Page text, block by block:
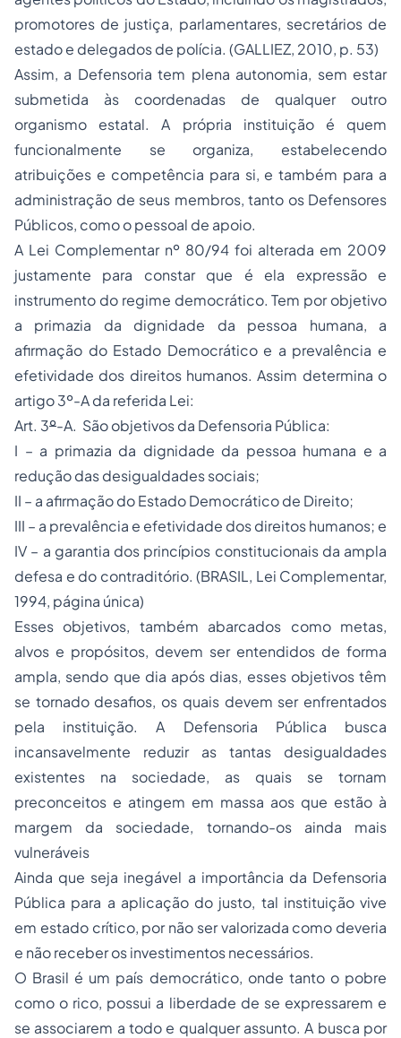
promotores de justiça, parlamentares, secretários de
estado e delegados de polícia. (GALLIEZ, 2010, p. 53)
Assim, a Defensoria tem plena autonomia, sem estar
submetida às coordenadas de qualquer outro
organismo estatal. A própria instituição é quem
funcionalmente se organiza, estabelecendo
atribuições e competência para si, e também para a
administração de seus membros, tanto os Defensores
Públicos, como o pessoal de apoio.
A Lei Complementar nº 80/94 foi alterada em 2009
justamente para constar que é ela expressão e
instrumento do regime democrático. Tem por objetivo
a primazia da dignidade da pessoa humana, a
afirmação do Estado Democrático e a prevalência e
efetividade dos direitos humanos. Assim determina o
artigo 3º-A da referida Lei:
Art. 3º-A. São objetivos da Defensoria Pública:
I – a primazia da dignidade da pessoa humana e a
redução das desigualdades sociais;
II – a afirmação do Estado Democrático de Direito;
III – a prevalência e efetividade dos direitos humanos; e
IV – a garantia dos princípios constitucionais da ampla
defesa e do contraditório. (BRASIL, Lei Complementar,
1994, página única)
Esses objetivos, também abarcados como metas,
alvos e propósitos, devem ser entendidos de forma
ampla, sendo que dia após dias, esses objetivos têm
se tornado desafios, os quais devem ser enfrentados
pela instituição. A Defensoria Pública busca
incansavelmente reduzir as tantas desigualdades
existentes na sociedade, as quais se tornam
preconceitos e atingem em massa aos que estão à
margem da sociedade, tornando-os ainda mais
vulneráveis
Ainda que seja inegável a importância da Defensoria
Pública para a aplicação do justo, tal instituição vive
em estado crítico, por não ser valorizada como deveria
e não receber os investimentos necessários.
O Brasil é um país democrático, onde tanto o pobre
como o rico, possui a liberdade de se expressarem e
se associarem a todo e qualquer assunto. A busca por